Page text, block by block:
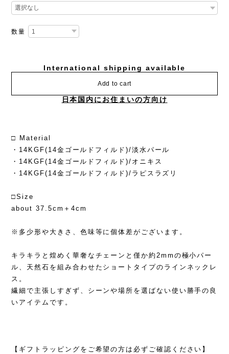
数量
International shipping available
Add to cart
日本国内にお住まいの方向け
□ Material
・14KGF(14金ゴールドフィルド)/淡水パール
・14KGF(14金ゴールドフィルド)/オニキス
・14KGF(14金ゴールドフィルド)/ラピスラズリ
□Size
about 37.5cm＋4cm
※多少形や大きさ、色味等に個体差がございます。
キラキラと煌めく華奢なチェーンと僅か約2mmの極小パー
ル、天然石を組み合わせたショートタイプのラインネックレ
ス。
繊細で主張しすぎず、シーンや場所を選ばない使い勝手の良
いアイテムです。
【ギフトラッピングをご希望の方は必ずご確認ください】